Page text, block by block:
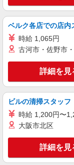
キープ
パート 派
日研トータルソーシ
ス【看護助手】
キープ
ベルク各店での店内
時給 1,065円
古河市・佐野市
詳細を見
ビルの清掃スタッフ
時給 1,200円〜
大阪市北区
詳細を見